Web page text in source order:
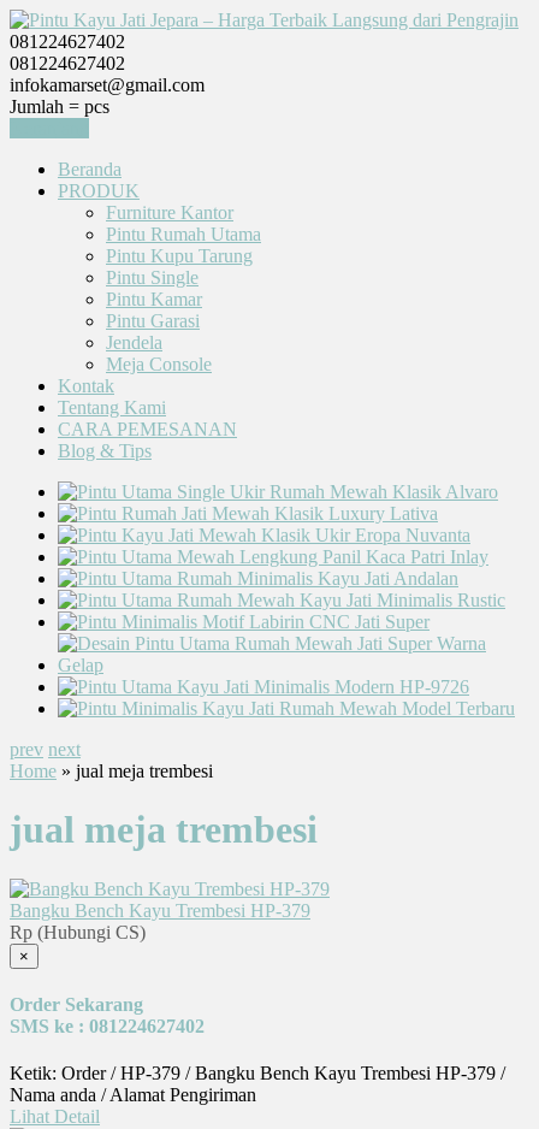
081224627402
081224627402
infokamarset@gmail.com
Jumlah = pcs
Beranda
PRODUK
Furniture Kantor
Pintu Rumah Utama
Pintu Kupu Tarung
Pintu Single
Pintu Kamar
Pintu Garasi
Jendela
Meja Console
Kontak
Tentang Kami
CARA PEMESANAN
Blog & Tips
prev next
Home » jual meja trembesi
jual meja trembesi
Bangku Bench Kayu Trembesi HP-379
Rp (Hubungi CS)
×
Order Sekarang
SMS ke : 081224627402
Ketik: Order / HP-379 / Bangku Bench Kayu Trembesi HP-379 /
Nama anda / Alamat Pengiriman
Lihat Detail